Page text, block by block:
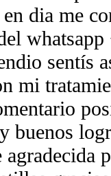
dia me
sentís
mi
buenos
agradecida